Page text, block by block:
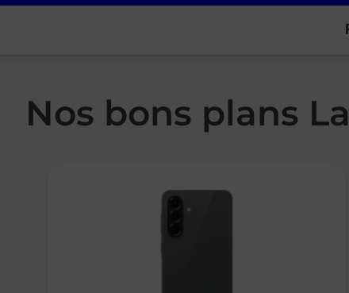
Nos bons plans